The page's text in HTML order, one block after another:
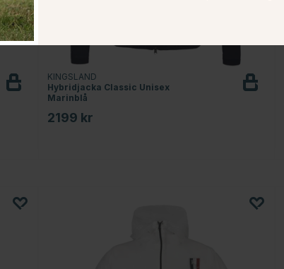
KINGSLAND
Hybridjacka Classic Unisex
Marinblå
2199 kr